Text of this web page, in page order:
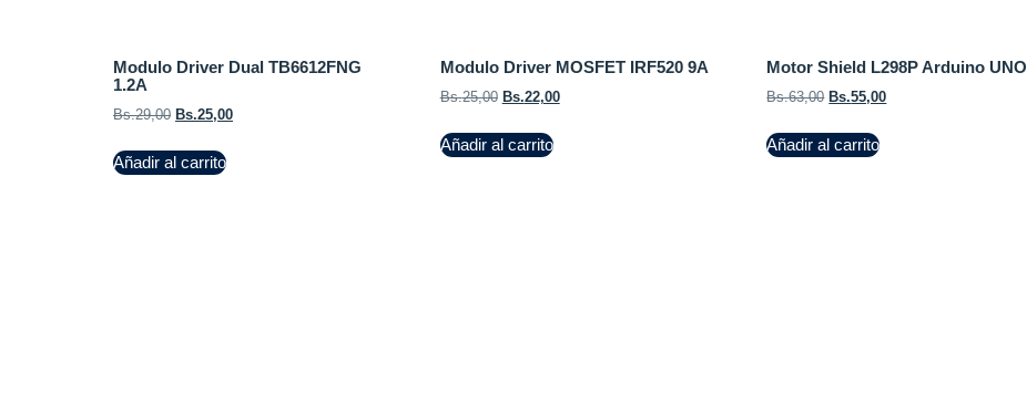
Modulo Driver Dual TB6612FNG
1.2A
Bs.29,00 Bs.25,00
Añadir al carrito
Modulo Driver MOSFET IRF520 9A
Bs.25,00 Bs.22,00
Añadir al carrito
Motor Shield L298P Arduino UNO
Bs.63,00 Bs.55,00
Añadir al carrito